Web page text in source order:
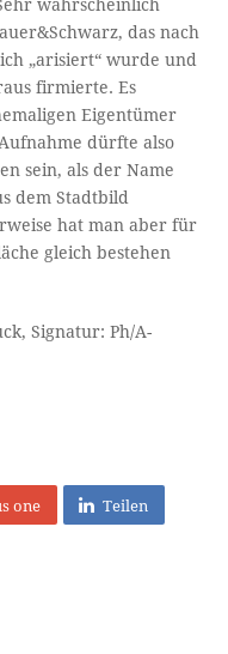
wahrscheinlich
das nach
„arisiert“ wurde und
firmierte. Es
Eigentümer
dürfte also
sein, als der Name
dem Stadtbild
hat man aber für
gleich bestehen
Signatur: Ph/A-
one Teilen